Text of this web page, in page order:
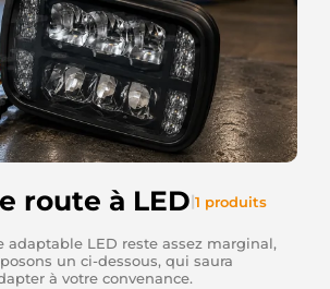
route à LED|1 produits
adaptable LED reste assez marginal,
un ci-dessous, qui saura
à votre convenance.